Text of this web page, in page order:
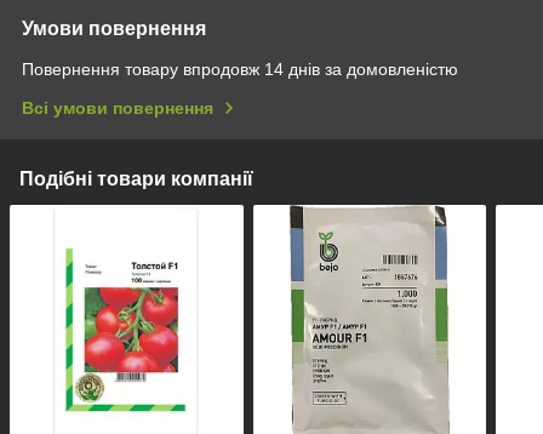
Умови повернення
Повернення товару впродовж 14 днів за домовленістю
Всі умови повернення
Подібні товари компанії